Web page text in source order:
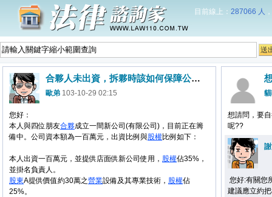
目前線上： 287066 人
合夥人未出資，拆夥時該如何保障公司權益？
歐弟 103-10-29 02:15
您好：
本人與四位朋友合夥成立一間新公司(有限公司)，目前正在籌
備中。公司資本額為一百萬元，出資比例與股權比例如下：
本人出資一百萬元，並提供店面供新公司使用， 股權佔35%，
並掛名負責人。
股東A提供價值約30萬之營業設備及其專業技術， 股權佔
25%。
想請問，要
呢??
您好:有關您
建議應立約